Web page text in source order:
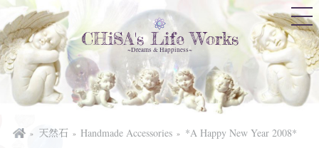
CHiSA's Life Works
~Dreams & Happiness~
天然石 Handmade Accessories *A Happy New Year 2008*